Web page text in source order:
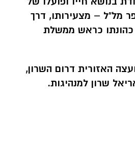
מל"ל – מצעירותו, דרך
כהונתו כראש ממשלת
האזורית דרום השרון,
שרון למנהיגות.